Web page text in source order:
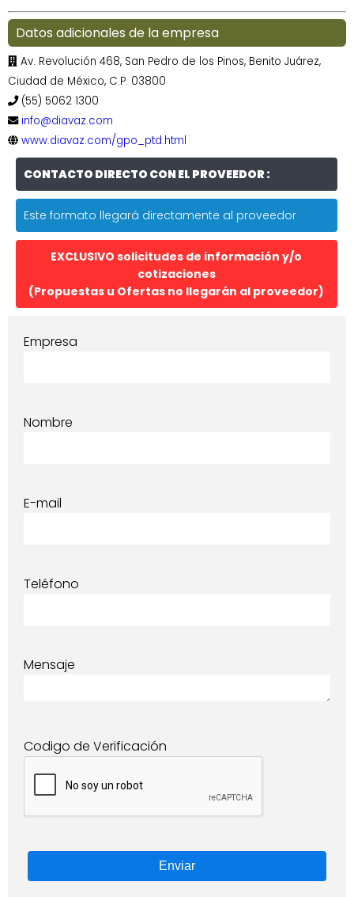
Datos adicionales de la empresa
Av. Revolución 468, San Pedro de los Pinos, Benito Juárez,
Ciudad de México, C.P. 03800
(55) 5062 1300
info@diavaz.com
www.diavaz.com/gpo_ptd.html
CONTACTO DIRECTO CON EL PROVEEDOR :
Este formato llegará directamente al proveedor
EXCLUSIVO solicitudes de información y/o
cotizaciones
(Propuestas u Ofertas no llegarán al proveedor)
Empresa
Nombre
E-mail
Teléfono
Mensaje
Codigo de Verificación
Enviar